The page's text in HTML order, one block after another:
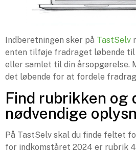
Indberetningen sker på TastSelv
enten tilføje fradraget løbende
eller samlet til din årsopgørelse.
det løbende for at fordele
Find rubrikken og
nødvendige
På TastSelv skal du finde feltet
for indkomståret 2024 er rubrik